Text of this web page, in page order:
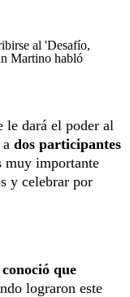
al 'Desafío,
Martino habló
le dará el poder al
dos participantes
muy importante
y celebrar por
conoció que
lograron este